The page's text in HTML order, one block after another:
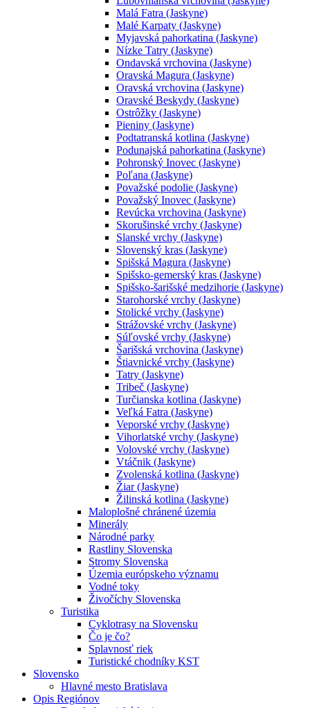
Malá Fatra (Jaskyne)
Malé Karpaty (Jaskyne)
Myjavská pahorkatina (Jaskyne)
Nízke Tatry (Jaskyne)
Ondavská vrchovina (Jaskyne)
Oravská Magura (Jaskyne)
Oravská vrchovina (Jaskyne)
Oravské Beskydy (Jaskyne)
Ostrôžky (Jaskyne)
Pieniny (Jaskyne)
Podtatranská kotlina (Jaskyne)
Podunajská pahorkatina (Jaskyne)
Pohronský Inovec (Jaskyne)
Poľana (Jaskyne)
Považské podolie (Jaskyne)
Považský Inovec (Jaskyne)
Revúcka vrchovina (Jaskyne)
Skorušinské vrchy (Jaskyne)
Slanské vrchy (Jaskyne)
Slovenský kras (Jaskyne)
Spišská Magura (Jaskyne)
Spišsko-gemerský kras (Jaskyne)
Spišsko-šarišské medzihorie (Jaskyne)
Starohorské vrchy (Jaskyne)
Stolické vrchy (Jaskyne)
Strážovské vrchy (Jaskyne)
Súľovské vrchy (Jaskyne)
Šarišská vrchovina (Jaskyne)
Štiavnické vrchy (Jaskyne)
Tatry (Jaskyne)
Tribeč (Jaskyne)
Turčianska kotlina (Jaskyne)
Veľká Fatra (Jaskyne)
Veporské vrchy (Jaskyne)
Vihorlatské vrchy (Jaskyne)
Volovské vrchy (Jaskyne)
Vtáčnik (Jaskyne)
Zvolenská kotlina (Jaskyne)
Žiar (Jaskyne)
Žilinská kotlina (Jaskyne)
Maloplošné chránené územia
Minerály
Národné parky
Rastliny Slovenska
Stromy Slovenska
Územia európskeho významu
Vodné toky
Živočíchy Slovenska
Turistika
Cyklotrasy na Slovensku
Čo je čo?
Splavnosť riek
Turistické chodníky KST
Slovensko
Hlavné mesto Bratislava
Opis Regiónov